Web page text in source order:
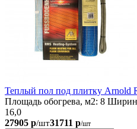
Теплый пол под плитку Arnold
Площадь обогрева, м2: 8
16,0
27905 р/шт31711 р/шт